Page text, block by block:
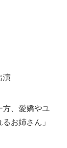
演
方、愛嬌やユ
お姉さん」